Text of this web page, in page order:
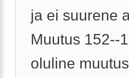
ja ei suurene
Muutus 152--
oluline